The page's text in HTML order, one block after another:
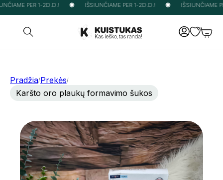
PER 1-2D.D.! IŠSIUNČIAME PER 1-2D.D.! IŠSIUNČIAME
Pradžia/Prekės/
Karšto oro plaukų formavimo šukos